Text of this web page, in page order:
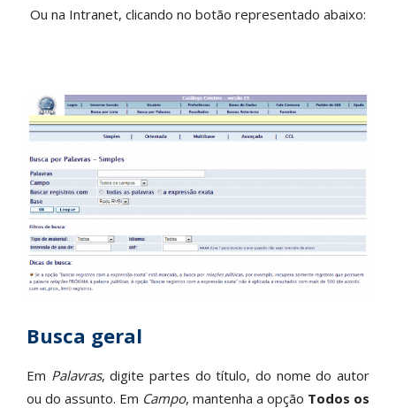
Ou na Intranet, clicando no botão representado abaixo:
Busca geral
Em Palavras, digite partes do título, do nome do autor
ou do assunto. Em Campo, mantenha a opção Todos os